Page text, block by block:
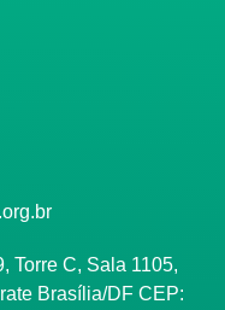
Torre C, Sala 1105,
Brasília/DF CEP: